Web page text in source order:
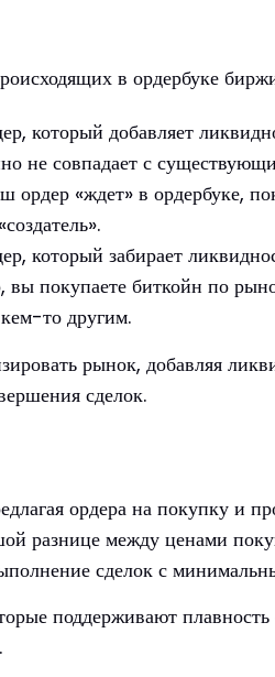
в ордербуке
который добавляет
не совпадает с
«ждет» в ордербуке,
который забирает
покупаете биткойн по
то другим.
рынок, добавляя
сделок.
ордера на покупку и
разнице между ценами
сделок с
поддерживают плавность